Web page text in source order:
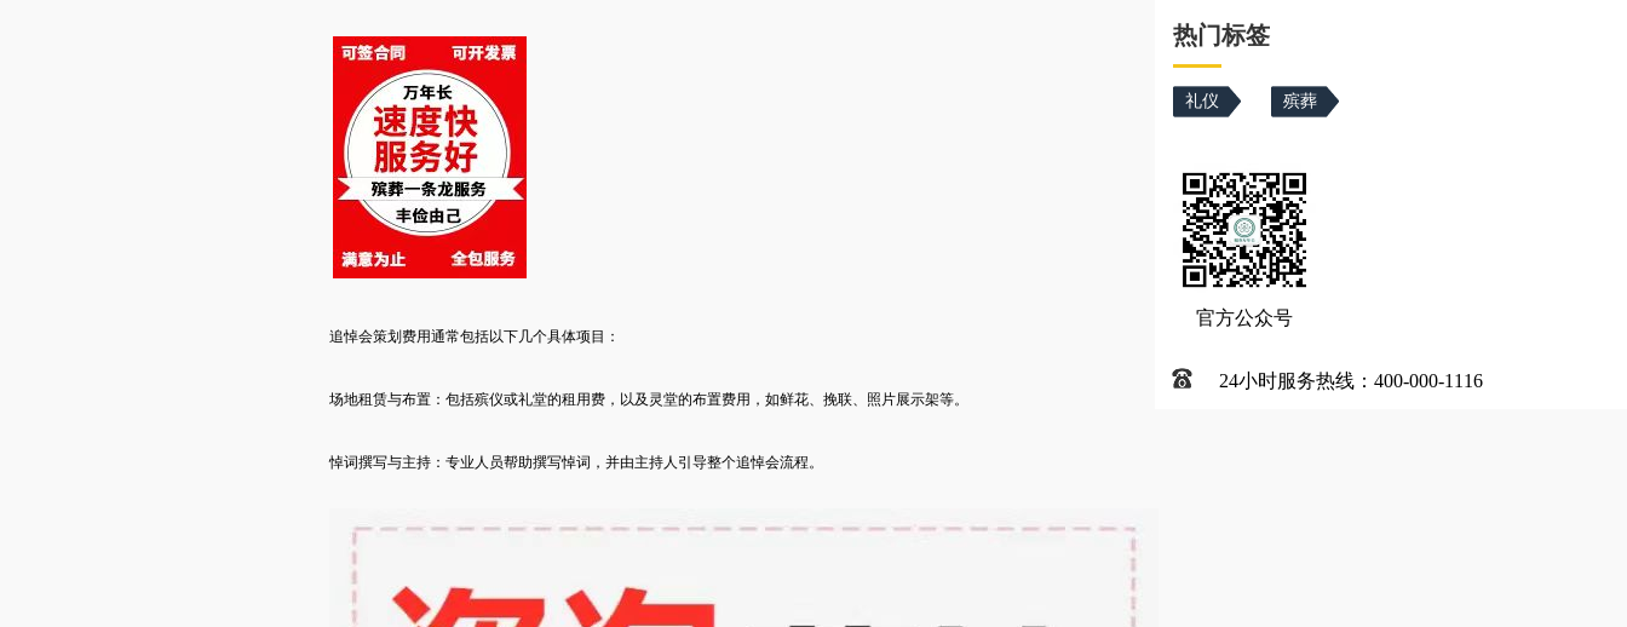
追悼会策划费用通常包括以下几个具体项目：
场地租赁与布置：包括殡仪或礼堂的租用费，以及灵堂的布置费用，如鲜花、挽联、照片展示架等。
悼词撰写与主持：专业人员帮助撰写悼词，并由主持人引导整个追悼会流程。
热门标签
礼仪 殡葬
官方公众号
24小时服务热线：400-000-1116